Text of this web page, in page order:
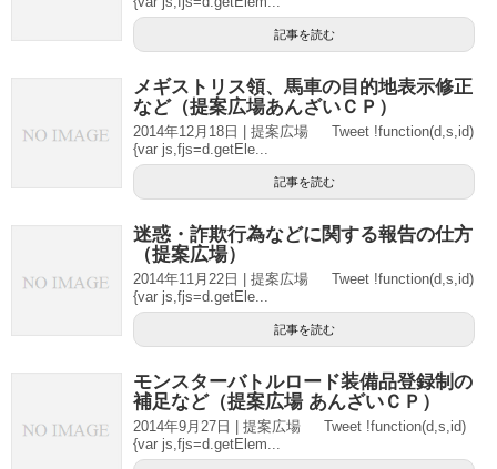
記事を読む
メギストリス領、馬車の目的地表示修正
など（提案広場あんざいＣＰ）
2014年12月18日 | 提案広場 Tweet !function(d,s,id)
{var js,fjs=d.getEle...
記事を読む
迷惑・詐欺行為などに関する報告の仕方
（提案広場）
2014年11月22日 | 提案広場 Tweet !function(d,s,id)
{var js,fjs=d.getEle...
記事を読む
モンスターバトルロード装備品登録制の
補足など（提案広場 あんざいＣＰ）
2014年9月27日 | 提案広場 Tweet !function(d,s,id)
{var js,fjs=d.getElem...